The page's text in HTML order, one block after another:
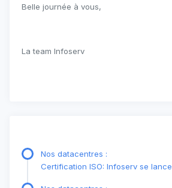
Belle journée à vous,
La team Infoserv
Nos datacentres :
Certification ISO: Infoserv se lance